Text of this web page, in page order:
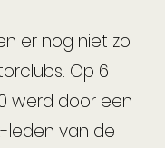
er nog niet zo
Op 6
werd door een
leden van de